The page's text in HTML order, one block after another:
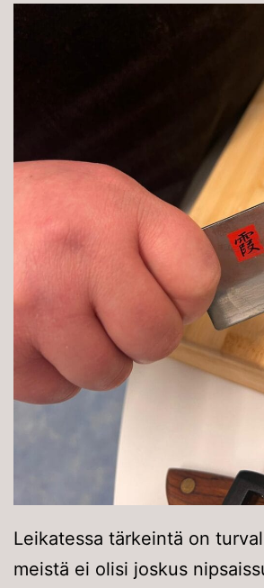
Leikatessa tärkeintä on
meistä ei olisi joskus